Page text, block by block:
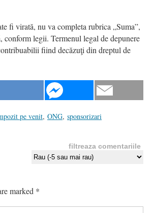
fi virată, nu va completa rubrica „Suma”,
conform legii. Termenul legal de depunere
fiind decăzuţi din dreptul de
pe venit, ONG, sponsorizari
filtreaza comentariile
marked *